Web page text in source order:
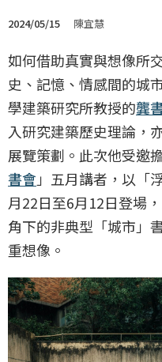
2024/05/15 陳宜慧
如何借助真實與想像所
史、記憶、情感間的城
學建築研究所教授的龔
入研究建築歷史理論，
展覽策劃。此次他受邀
書會」五月講者，以「
月22日至6月12日登場
角下的非典型「城市」
重想像。